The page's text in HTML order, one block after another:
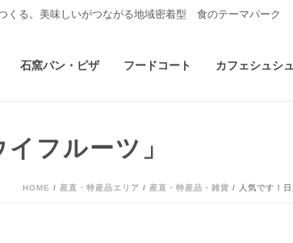
る。美味しいがつながる地域密着型 食のテーマパーク
石窯パン・ピザ フードコート カフェシュシュ
フルーツ」
HOME / 産直・特産品エリア / 産直・特産品・雑貨 / 人気です！日